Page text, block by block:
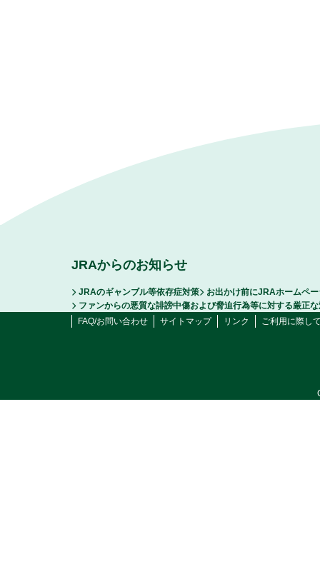
JRAからのお知らせ
JRAのギャンブル等依存症対策
お出かけ前にJRAホームペ
ファンからの悪質な誹謗中傷および脅迫行為等に対する厳正
FAQ/お問い合わせ
サイトマップ リンク ご利用に際し